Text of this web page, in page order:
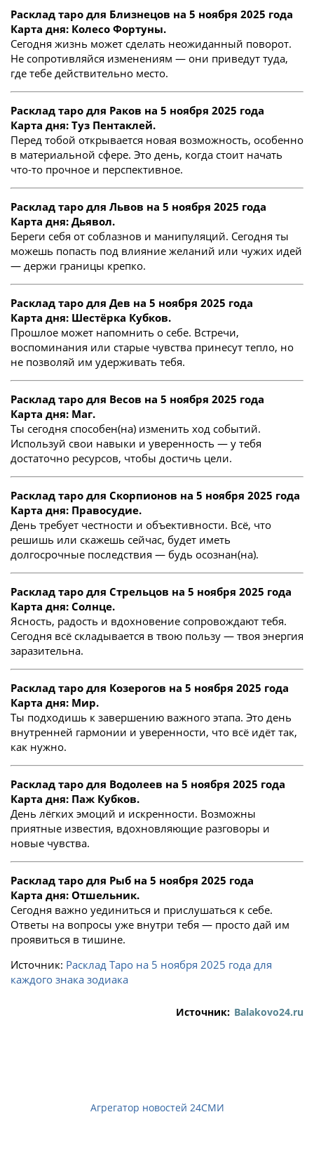
Расклад таро для Близнецов на 5 ноября 2025 года
Карта дня: Колесо Фортуны.
Сегодня жизнь может сделать неожиданный поворот.
Не сопротивляйся изменениям — они приведут туда,
где тебе действительно место.
Расклад таро для Раков на 5 ноября 2025 года
Карта дня: Туз Пентаклей.
Перед тобой открывается новая возможность, особенно
в материальной сфере. Это день, когда стоит начать
что-то прочное и перспективное.
Расклад таро для Львов на 5 ноября 2025 года
Карта дня: Дьявол.
Береги себя от соблазнов и манипуляций. Сегодня ты
можешь попасть под влияние желаний или чужих идей
— держи границы крепко.
Расклад таро для Дев на 5 ноября 2025 года
Карта дня: Шестёрка Кубков.
Прошлое может напомнить о себе. Встречи,
воспоминания или старые чувства принесут тепло, но
не позволяй им удерживать тебя.
Расклад таро для Весов на 5 ноября 2025 года
Карта дня: Маг.
Ты сегодня способен(на) изменить ход событий.
Используй свои навыки и уверенность — у тебя
достаточно ресурсов, чтобы достичь цели.
Расклад таро для Скорпионов на 5 ноября 2025 года
Карта дня: Правосудие.
День требует честности и объективности. Всё, что
решишь или скажешь сейчас, будет иметь
долгосрочные последствия — будь осознан(на).
Расклад таро для Стрельцов на 5 ноября 2025 года
Карта дня: Солнце.
Ясность, радость и вдохновение сопровождают тебя.
Сегодня всё складывается в твою пользу — твоя энергия
заразительна.
Расклад таро для Козерогов на 5 ноября 2025 года
Карта дня: Мир.
Ты подходишь к завершению важного этапа. Это день
внутренней гармонии и уверенности, что всё идёт так,
как нужно.
Расклад таро для Водолеев на 5 ноября 2025 года
Карта дня: Паж Кубков.
День лёгких эмоций и искренности. Возможны
приятные известия, вдохновляющие разговоры и
новые чувства.
Расклад таро для Рыб на 5 ноября 2025 года
Карта дня: Отшельник.
Сегодня важно уединиться и прислушаться к себе.
Ответы на вопросы уже внутри тебя — просто дай им
проявиться в тишине.
Источник: Расклад Таро на 5 ноября 2025 года для
каждого знака зодиака
Источник: Balakovo24.ru
Агрегатор новостей 24СМИ